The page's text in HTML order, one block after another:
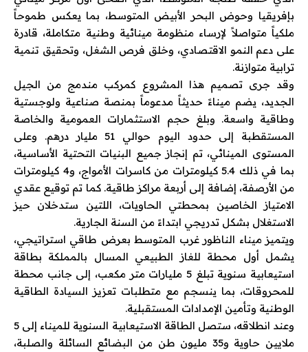
بإفريقيا وحوض البحر الأبيض المتوسط، بما يعكس طموحاً
ملكياً متواصلاً لإرساء منظومة مينائية وطنية متكاملة، قادرة
على دعم النمو الاقتصادي، وخلق فرص الشغل، وتحقيق تنمية
ترابية متوازنة.
وقد جرى تصميم هذا المشروع كمركب مندمج من الجيل
الجديد، يضم ميناءً حديثاً مدعوماً بمنصة صناعية ولوجستية
وطاقية واسعة. وبلغ حجم الاستثمارات العمومية والخاصة
المستقطبة إلى حدود اليوم حوالي 51 مليار درهم. وعلى
المستوى المينائي، تم إنجاز جميع البنيات التحتية الأساسية،
بما في ذلك 5.4 كيلومترات من كاسرات الأمواج، و4 كيلومترات
من الأرصفة، إضافة إلى أربعة مراكز طاقية. كما تم توقيع عقدي
الامتياز الخاصين بمحطتي الحاويات، اللتين ستدخلان حيز
الاستغلال بشكل تدريجي ابتداءً من السنة الجارية.
ويتميز ميناء الناظور غرب المتوسط بعرض طاقي استراتيجي،
يشمل أول محطة للغاز الطبيعي المسال بالمملكة بطاقة
استيعابية سنوية تبلغ 5 مليارات متر مكعب، إلى جانب محطة
للمحروقات، بما ينسجم مع متطلبات تعزيز السيادة الطاقية
الوطنية وتأمين الإمدادات المستقبلية.
وعند انطلاقه، ستصل الطاقة الاستيعابية السنوية للميناء إلى 5
ملايين حاوية و35 مليون طن من البضائع السائلة والصلبة،